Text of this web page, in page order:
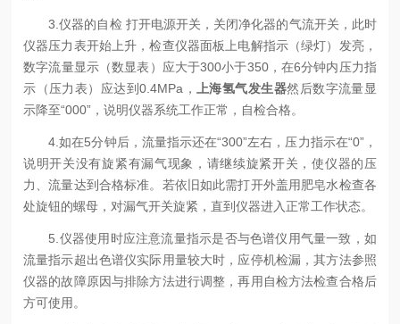
3.仪器的自检 打开电源开关，关闭净化器的气流开关，此时
仪器压力表开始上升，检查仪器面板上电解指示（绿灯）发亮，
数字流量显示（数显表）应大于300小于350，在6分钟内压力指
示（压力表）应达到0.4MPa，
上海氢气发生器然后数字流量显
示降至“000”，说明仪器系统工作正常，自检合格。
4.如在5分钟后，流量指示还在“300”左右，压力指示在“0”，
说明开关没有旋紧有漏气现象，请继续旋紧开关，使仪器的压
力、流量达到合格标准。若依旧如此需打开外盖用肥皂水检查各
处旋钮的螺母，对漏气开关旋紧，直到仪器进入正常工作状态。
5.仪器使用时应注意流量指示是否与色谱仪用气量一致，如
流量指示超出色谱仪实际用量较大时，应停机检漏，其方法参照
仪器的故障原因与排除方法进行调整，再用自检方法检查合格后
方可使用。